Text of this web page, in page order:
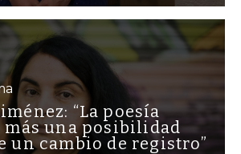
“La poesía
una posibilidad
un cambio de registro”